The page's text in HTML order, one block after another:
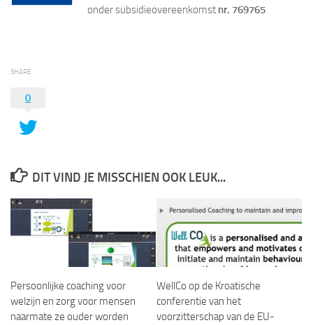
onder subsidieovereenkomst nr. 769765
SHARE
0
DIT VIND JE MISSCHIEN OOK LEUK...
Persoonlijke coaching voor
welzijn en zorg voor mensen
naarmate ze ouder worden
WellCo op de Kroatische
conferentie van het
voorzitterschap van de EU-